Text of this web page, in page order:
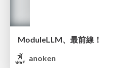
ModuleLLM、最前線！
anoken